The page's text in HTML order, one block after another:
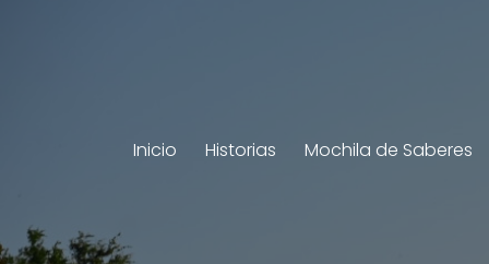
Inicio Historias Mochila de Saberes